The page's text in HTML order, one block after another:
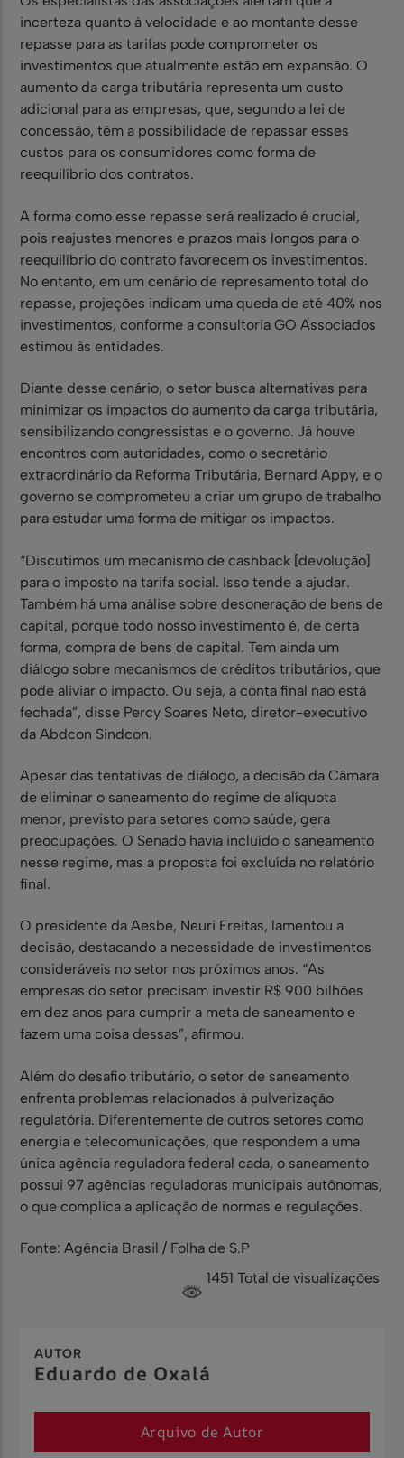
incerteza quanto à velocidade e ao montante desse
repasse para as tarifas pode comprometer os
investimentos que atualmente estão em expansão. O
aumento da carga tributária representa um custo
adicional para as empresas, que, segundo a lei de
concessão, têm a possibilidade de repassar esses
custos para os consumidores como forma de
reequilíbrio dos contratos.
A forma como esse repasse será realizado é crucial,
pois reajustes menores e prazos mais longos para o
reequilíbrio do contrato favorecem os investimentos.
No entanto, em um cenário de represamento total do
repasse, projeções indicam uma queda de até 40% nos
investimentos, conforme a consultoria GO Associados
estimou às entidades.
Diante desse cenário, o setor busca alternativas para
minimizar os impactos do aumento da carga tributária,
sensibilizando congressistas e o governo. Já houve
encontros com autoridades, como o secretário
extraordinário da Reforma Tributária, Bernard Appy, e o
governo se comprometeu a criar um grupo de trabalho
para estudar uma forma de mitigar os impactos.
“Discutimos um mecanismo de cashback [devolução]
para o imposto na tarifa social. Isso tende a ajudar.
Também há uma análise sobre desoneração de bens de
capital, porque todo nosso investimento é, de certa
forma, compra de bens de capital. Tem ainda um
diálogo sobre mecanismos de créditos tributários, que
pode aliviar o impacto. Ou seja, a conta final não está
fechada”, disse Percy Soares Neto, diretor-executivo
da Abdcon Sindcon.
Apesar das tentativas de diálogo, a decisão da Câmara
de eliminar o saneamento do regime de alíquota
menor, previsto para setores como saúde, gera
preocupações. O Senado havia incluído o saneamento
nesse regime, mas a proposta foi excluída no relatório
final.
O presidente da Aesbe, Neuri Freitas, lamentou a
decisão, destacando a necessidade de investimentos
consideráveis no setor nos próximos anos. “As
empresas do setor precisam investir R$ 900 bilhões
em dez anos para cumprir a meta de saneamento e
fazem uma coisa dessas”, afirmou.
Além do desafio tributário, o setor de saneamento
enfrenta problemas relacionados à pulverização
regulatória. Diferentemente de outros setores como
energia e telecomunicações, que respondem a uma
única agência reguladora federal cada, o saneamento
possui 97 agências reguladoras municipais autônomas,
o que complica a aplicação de normas e regulações.
Fonte: Agência Brasil / Folha de S.P
1451 Total de visualizações
AUTOR
Eduardo de Oxalá
Arquivo de Autor